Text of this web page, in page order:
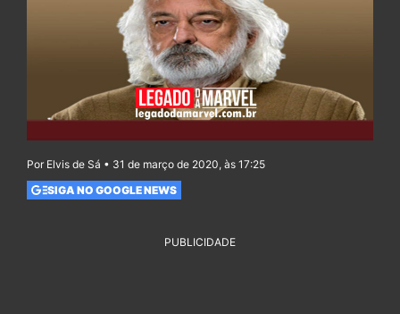
Por Elvis de Sá • 31 de março de 2020, às 17:25
SIGA NO GOOGLE NEWS
PUBLICIDADE